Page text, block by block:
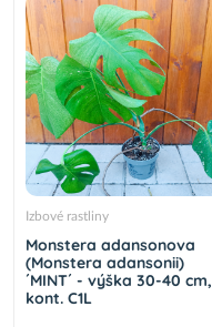
Izbové rastliny
Monstera adansonova
(Monstera adansonii)
´MINT´ - výška 30-40 cm,
kont. C1L